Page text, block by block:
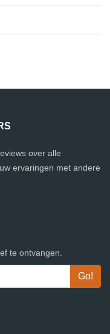
over alle
ervaringen met andere
te ontvangen.